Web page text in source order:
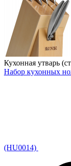
Кухонная утварь
Набор кухонных
(HU0014)